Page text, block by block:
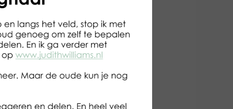
kreeg ze zelfs meer
steeds een
En elke keer
voller. Er is
kaartjes ontvangen